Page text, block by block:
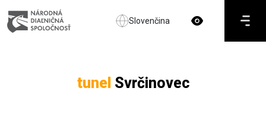
Slovenčina
tunel Svrčinovec